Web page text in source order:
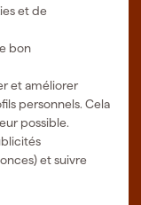
et de
bon
et améliorer
personnels. Cela
possible.
et suivre